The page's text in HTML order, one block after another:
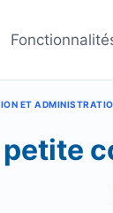
ET